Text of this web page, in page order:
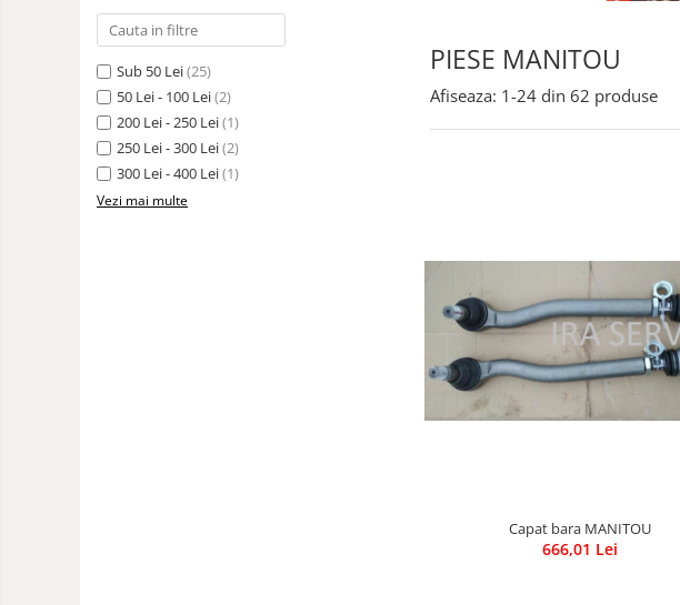
PIESE MANITOU
Sub 50 Lei(25)
50 Lei - 100 Lei(2)
200 Lei - 250 Lei(1)
250 Lei - 300 Lei(2)
300 Lei - 400 Lei(1)
Vezi mai multe
Afiseaza: 1-24 din 62 produse
Capat bara MANITOU
666,01 Lei